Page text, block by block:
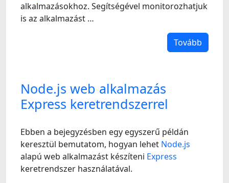
alkalmazásokhoz. Segítségével monitorozhatjuk
is az alkalmazást …
Tovább
Node.js web alkalmazás
Express keretrendszerrel
Ebben a bejegyzésben egy egyszerű példán
keresztül bemutatom, hogyan lehet Node.js
alapú web alkalmazást készíteni Express
keretrendszer használatával.